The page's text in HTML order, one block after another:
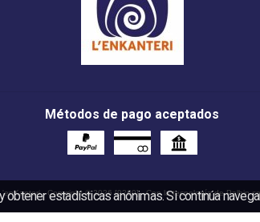
Métodos de pago aceptados
- Copyright © 2026 [9269] - Con la tecnología de
estadísticas anónimas. Si continúa